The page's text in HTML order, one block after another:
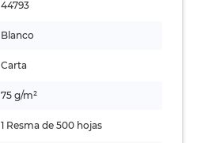
44793
Blanco
Carta
75 g/m²
1 Resma de 500 hojas